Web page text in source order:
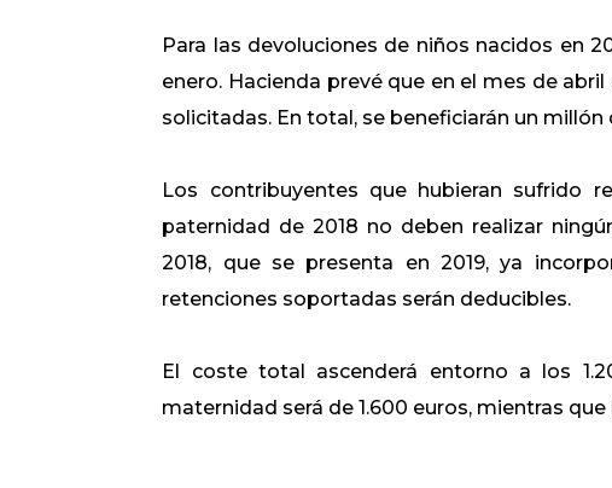
Para las devoluciones de niños nacidos en
enero. Hacienda prevé que en el mes de
solicitadas. En total, se beneficiarán un millón
Los contribuyentes que hubieran sufrido
paternidad de 2018 no deben realizar
2018, que se presenta en 2019, ya
retenciones soportadas serán deducibles.
El coste total ascenderá entorno a los
maternidad será de 1.600 euros, mientras